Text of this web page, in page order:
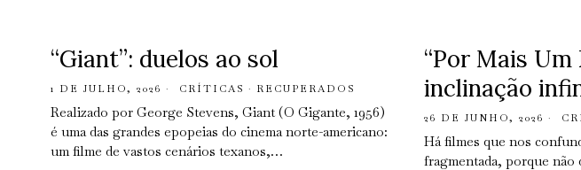
“Giant”: duelos ao sol
1 DE JULHO, 2026 CRÍTICAS · RECUPERADOS
Realizado por George Stevens, Giant (O Gigante, 1956)
é uma das grandes epopeias do cinema norte-americano:
um filme de vastos cenários texanos,…
“Por Mais Um
inclinação
26 DE JUNHO, 2026
Há filmes que nos
fragmentada, porque não